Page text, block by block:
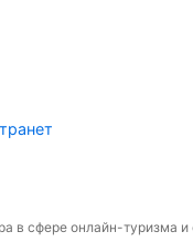
в сфере онлайн-туризма и